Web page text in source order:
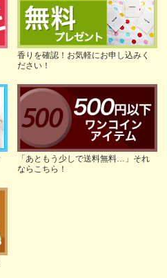
香りを確認！お気軽にお申し込みく
ださい！
「あともう少しで送料無料…」それ
ならこちら！